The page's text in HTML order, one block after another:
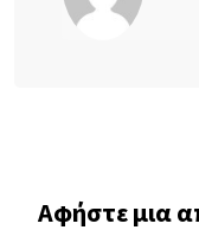
Αφήστε μια